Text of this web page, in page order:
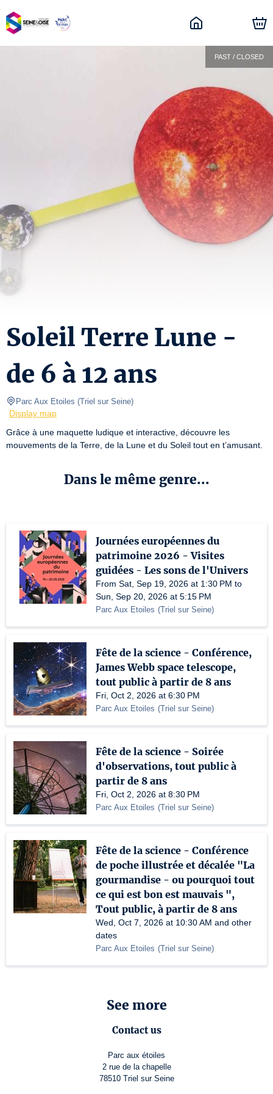
PAST / CLOSED
Soleil Terre Lune -
de 6 à 12 ans
Parc Aux Etoiles (Triel sur Seine)
Display map
Grâce à une maquette ludique et interactive, découvre les
mouvements de la Terre, de la Lune et du Soleil tout en t’amusant.
Dans le même genre...
Journées européennes du
patrimoine 2026 - Visites
guidées - Les sons de l'Univers
From Sat, Sep 19, 2026 at 1:30 PM to
Sun, Sep 20, 2026 at 5:15 PM
Parc Aux Etoiles (Triel sur Seine)
Fête de la science - Conférence,
James Webb space telescope,
tout public à partir de 8 ans
Fri, Oct 2, 2026 at 6:30 PM
Parc Aux Etoiles (Triel sur Seine)
Fête de la science - Soirée
d'observations, tout public à
partir de 8 ans
Fri, Oct 2, 2026 at 8:30 PM
Parc Aux Etoiles (Triel sur Seine)
Fête de la science - Conférence
de poche illustrée et décalée "La
gourmandise - ou pourquoi tout
ce qui est bon est mauvais ",
Tout public, à partir de 8 ans
Wed, Oct 7, 2026 at 10:30 AM and other
dates
Parc Aux Etoiles (Triel sur Seine)
See more
Contact us
Parc aux étoiles
2 rue de la chapelle
78510 Triel sur Seine